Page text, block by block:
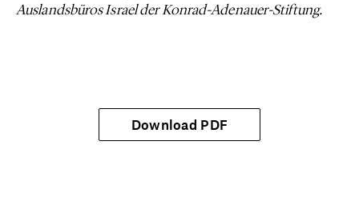
Auslandsbüros Israel der Konrad-Adenauer-Stiftung.
Download PDF